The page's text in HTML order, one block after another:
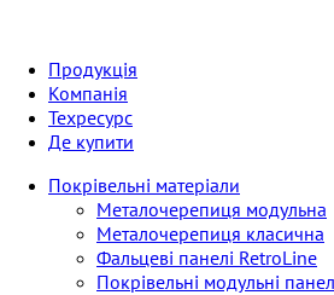
Продукція
Компанія
Техресурс
Де купити
Покрівельні матеріали
Металoчерепиця модульна
Металoчерепиця класична
Фальцеві панелі RetroLine
Покрівельні модульні